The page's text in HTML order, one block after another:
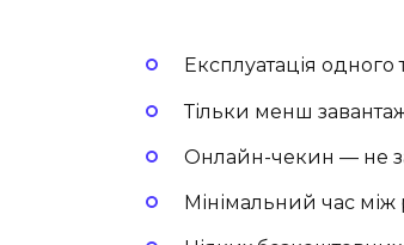
Експлуатація
Тільки менш
Онлайн-чекин — не
Мінімальний час між